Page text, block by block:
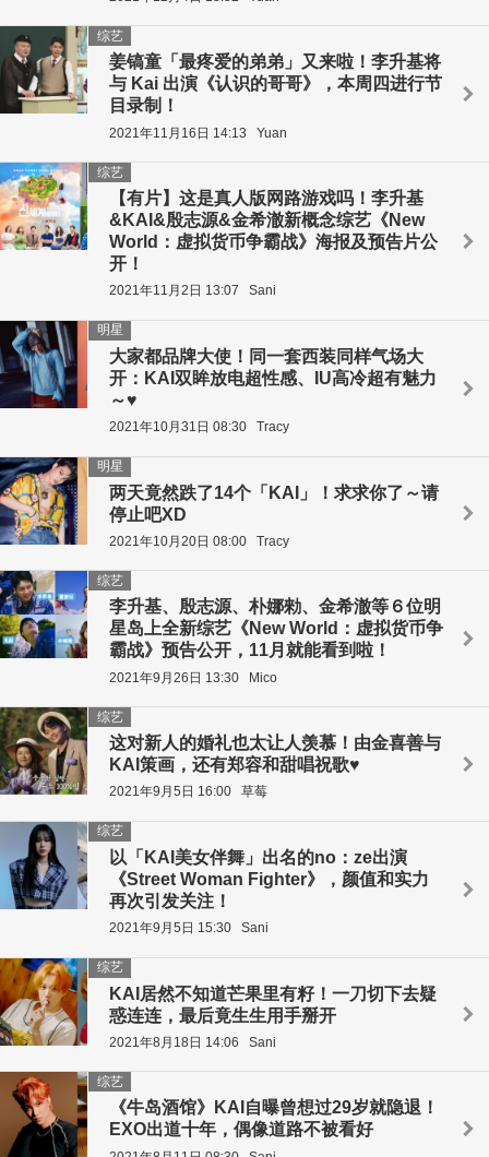
姜镐童「最疼爱的弟弟」又来啦！李升基将
与 Kai 出演《认识的哥哥》，本周四进行节
目录制！
综艺
2021年11月16日 14:13 Yuan
【有片】这是真人版网路游戏吗！李升基
&KAI&殷志源&金希澈新概念综艺《New
World：虚拟货币争霸战》海报及预告片公
开！
综艺
2021年11月2日 13:07 Sani
大家都品牌大使！同一套西装同样气场大
开：KAI双眸放电超性感、IU高冷超有魅力
～♥
明星
2021年10月31日 08:30 Tracy
两天竟然跌了14个「KAI」！求求你了～请
停止吧XD
明星
2021年10月20日 08:00 Tracy
李升基、殷志源、朴娜勑、金希澈等６位明
星岛上全新综艺《New World：虚拟货币争
霸战》预告公开，11月就能看到啦！
综艺
2021年9月26日 13:30 Mico
这对新人的婚礼也太让人羡慕！由金喜善与
KAI策画，还有郑容和甜唱祝歌♥
综艺
2021年9月5日 16:00 草莓
以「KAI美女伴舞」出名的no：ze出演
《Street Woman Fighter》，颜值和实力
再次引发关注！
综艺
2021年9月5日 15:30 Sani
KAI居然不知道芒果里有籽！一刀切下去疑
惑连连，最后竟生生用手掰开
综艺
2021年8月18日 14:06 Sani
《牛岛酒馆》KAI自曝曾想过29岁就隐退！
EXO出道十年，偶像道路不被看好
综艺